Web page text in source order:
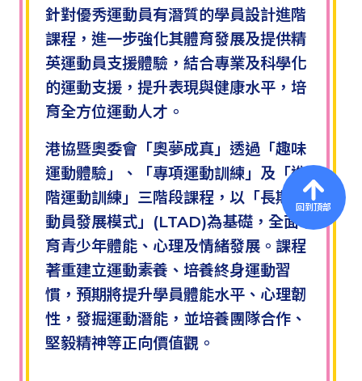
回到頂部
針對優秀運動員有潛質的學員設計進階
課程，進一步強化其體育發展及提供精
英運動員支援體驗，結合專業及科學化
的運動支援，提升表現與健康水平，培
育全方位運動人才。
港協暨奧委會「奧夢成真」透過「趣味
運動體驗」、「專項運動訓練」及「進
階運動訓練」三階段課程，以「長期運
動員發展模式」(LTAD)為基礎，全面培
育青少年體能、心理及情緒發展。課程
著重建立運動素養、培養終身運動習
慣，預期將提升學員體能水平、心理韌
性，發掘運動潛能，並培養團隊合作、
堅毅精神等正向價值觀。